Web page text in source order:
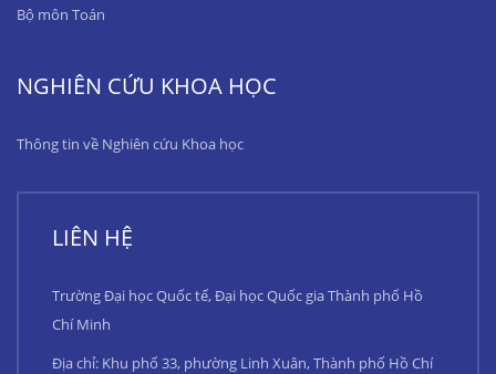
Bộ môn Toán
NGHIÊN CỨU KHOA HỌC
Thông tin về Nghiên cứu Khoa học
LIÊN HỆ
Trường Đại học Quốc tế, Đại học Quốc gia Thành phố Hồ
Chí Minh
Địa chỉ: Khu phố 33, phường Linh Xuân, Thành phố Hồ Chí